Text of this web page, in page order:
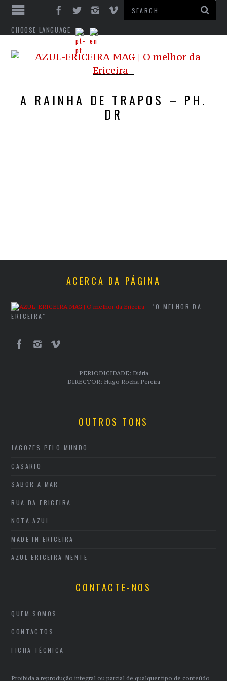
CHOOSE LANGUAGE
A RAINHA DE TRAPOS – PH.
DR
ACERCA DA PÁGINA
"O MELHOR DA
ERICEIRA"
PERIODICIDADE: Diária
DIRECTOR: Hugo Rocha Pereira
OUTROS TONS
JAGOZES PELO MUNDO
CASARIO
SABOR A MAR
RUA DA ERICEIRA
NOTA AZUL
MADE IN ERICEIRA
AZUL ERICEIRA MENTE
CONTACTE-NOS
QUEM SOMOS
CONTACTOS
FICHA TÉCNICA
Proibida a reprodução integral ou parcial de qualquer tipo de conteúdo